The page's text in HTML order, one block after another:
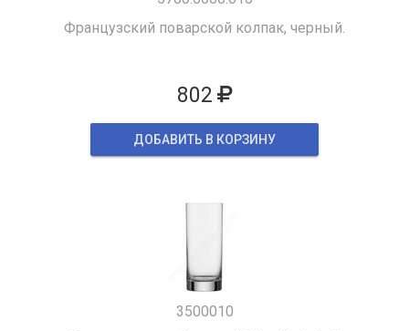
Французский поварской колпак, черный.
802
ДОБАВИТЬ В КОРЗИНУ
3500010